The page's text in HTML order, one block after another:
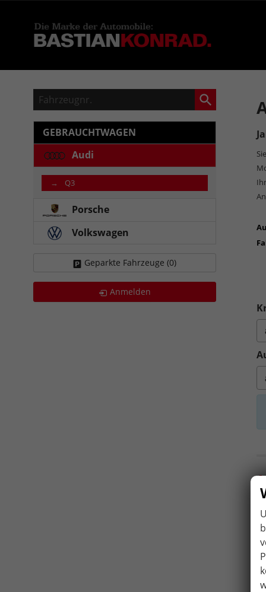
Fahrzeugnr.
GEBRAUCHTWAGEN
Audi
Q3
Porsche
Volkswagen
Geparkte Fahrzeuge (0)
Anmelden